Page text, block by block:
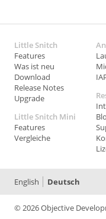
Little Snitch
Features
Was ist neu
Download
Release Notes
Upgrade
Little Snitch Mini
Features
Vergleiche
© 2026 Objective
English Deutsch